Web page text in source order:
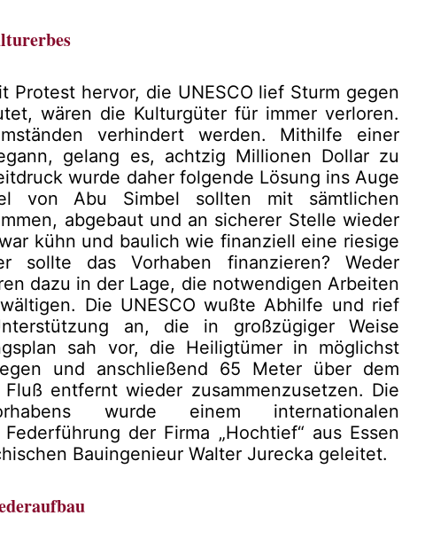
Protest hervor, die UNESCO lief Sturm gegen
wären die Kulturgüter für immer verloren.
verhindert werden. Mithilfe einer
gelang es, achtzig Millionen Dollar zu
wurde daher folgende Lösung ins Auge
von Abu Simbel sollten mit sämtlichen
abgebaut und an sicherer Stelle wieder
kühn und baulich wie finanziell eine riesige
sollte das Vorhaben finanzieren? Weder
dazu in der Lage, die notwendigen Arbeiten
Die UNESCO wußte Abhilfe und rief
an, die in großzügiger Weise
sah vor, die Heiligtümer in möglichst
und anschließend 65 Meter über dem
entfernt wieder zusammenzusetzen. Die
wurde einem internationalen
der Firma „Hochtief“ aus Essen
Bauingenieur Walter Jurecka geleitet.